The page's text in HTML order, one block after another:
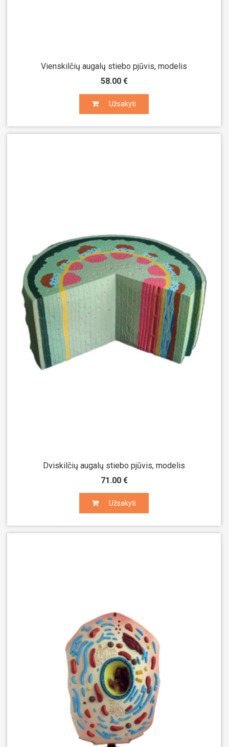
Vienskilčių augalų stiebo pjūvis, modelis
58.00 €
Užsakyti
Užsakyti
Dviskilčių augalų stiebo pjūvis, modelis
71.00 €
Užsakyti
Užsakyti